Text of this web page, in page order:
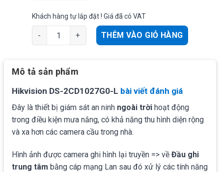
Khách hàng tự lắp đặt ! Giá đã có VAT
Camera thân IP Hikvision DS-2CD1027G0-L (2MP) Ghi
THÊM VÀO GIỎ HÀNG
Mô tả sản phẩm
Hikvision DS-2CD1027G0-L bài viết đánh giá
Đây là thiết bị giám sát an ninh ngoài trời hoạt động
trong điều kiện mưa nắng, có khả năng thu hình diện rộng
và xa hơn các camera cầu trong nhà.
Hình ảnh được camera ghi hình lại truyền => về Đầu ghi
trung tâm bằng cáp mạng Lan sau đó xử lý các tính năng